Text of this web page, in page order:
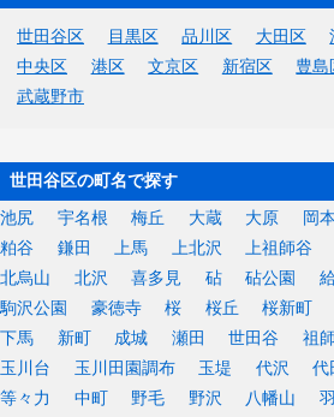
世田谷区 目黒区 品川区 大田区
中央区
港区 文京区 新宿区 豊島
武蔵野市
世田谷区の町名で探す
池尻 宇名根 梅丘 大蔵 大原 岡本
粕谷
鎌田 上馬 上北沢 上祖師谷
北烏山
北沢 喜多見 砧 砧公園
駒沢公園
豪徳寺 桜 桜丘 桜新町
下馬
新町 成城 瀬田 世田谷 祖
玉川台
玉川田園調布 玉堤 代沢 代
等々力
中町 野毛 野沢 八幡山